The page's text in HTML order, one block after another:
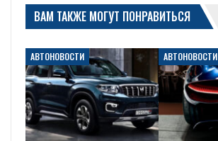
ВАМ ТАКЖЕ МОГУТ ПОНРАВИТЬСЯ
АВТОНОВОСТИ АВТОНОВОСТИ